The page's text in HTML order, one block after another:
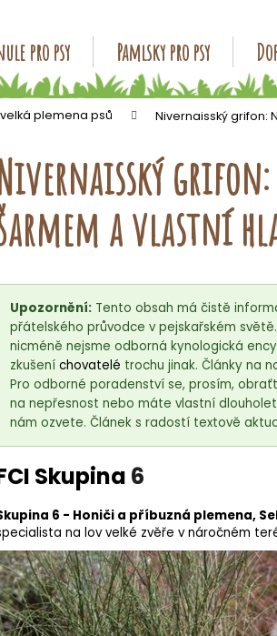
pro psy Pamlsky pro psy
plemena psů Nivernaisský grifon:
grifon:
a vlastní
Upozornění: Tento obsah má čistě
přátelského průvodce v pejskařském
nicméně nejsme odborná kynologická
zkušení chovatelé trochu jinak. Články na
Pro odborné poradenství se, prosím,
na nepřesnost nebo máte vlastní
nám ozvete. Článek s radostí textově
Skupina 6
6 - Honiči a příbuzná plemena,
na lov velké zvěře v náročném
Co potřebujete najít?
Doporučujeme